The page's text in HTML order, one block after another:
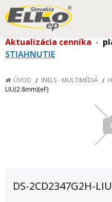
Aktualizácia cenníka -
STIAHNUTIE
ÚVOD INELS - MULTIMÉDIÁ
LIU(2.8mm)(eF)
DS-2CD2347G2H-